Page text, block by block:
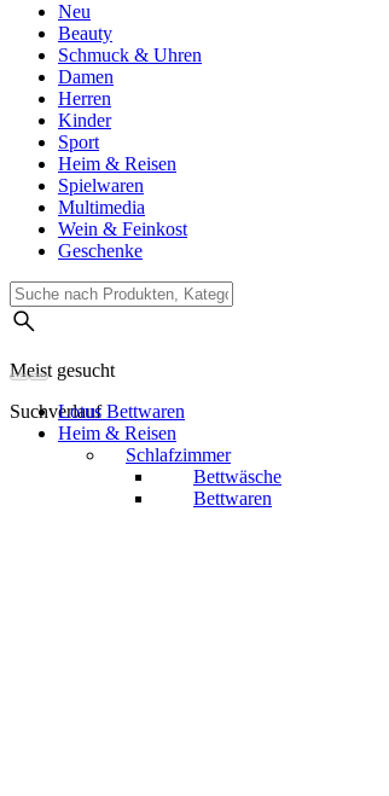
Neu
Beauty
Schmuck & Uhren
Damen
Herren
Kinder
Sport
Heim & Reisen
Spielwaren
Multimedia
Wein & Feinkost
Geschenke
Meist gesucht
SuchverlaufLotus Bettwaren
Heim & Reisen
Schlafzimmer
Bettwäsche
Bettwaren